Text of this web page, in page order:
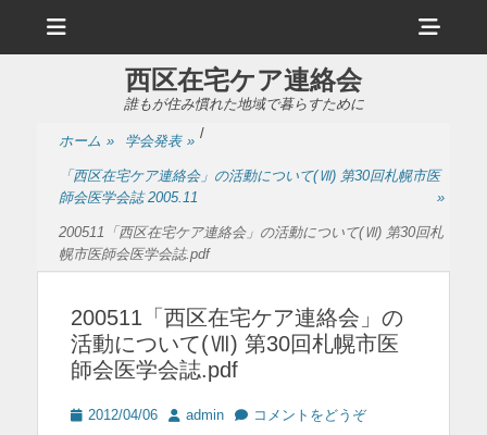
ュ
ヘ
ッ
サ
イ
ド
バ
西区在宅ケア連絡会
誰もが住み慣れた地域で暮らすために
ホーム » 学会発表 » /
「西区在宅ケア連絡会」の活動について(Ⅶ) 第30回札幌市医
師会医学会誌 2005.11
»
200511「西区在宅ケア連絡会」の活動について(Ⅶ) 第30回札
幌市医師会医学会誌.pdf
200511「西区在宅ケア連絡会」の
活動について(Ⅶ) 第30回札幌市医
師会医学会誌.pdf
投 2012/04/06
投 admin コメントをどうぞ